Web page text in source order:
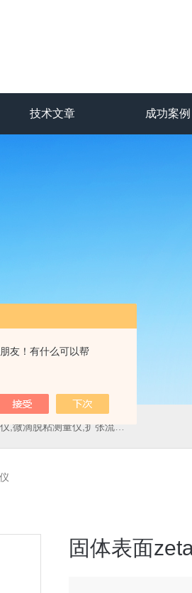
友！有什么可以帮
技术文章 成功案例
量仪,刀具测量仪,多重光散射仪
固体表面